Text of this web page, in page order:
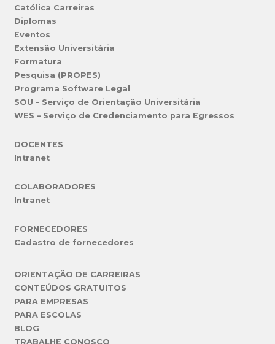
Católica Carreiras
Diplomas
Eventos
Extensão Universitária
Formatura
Pesquisa (PROPES)
Programa Software Legal
SOU – Serviço de Orientação Universitária
WES – Serviço de Credenciamento para Egressos
DOCENTES
Intranet
COLABORADORES
Intranet
FORNECEDORES
Cadastro de fornecedores
ORIENTAÇÃO DE CARREIRAS
CONTEÚDOS GRATUITOS
PARA EMPRESAS
PARA ESCOLAS
BLOG
TRABALHE CONOSCO